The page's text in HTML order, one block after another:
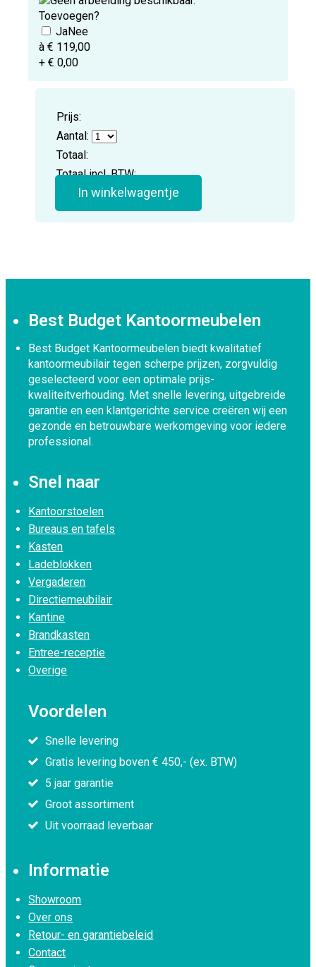
Toevoegen?
à € 119,00
+ € 0,00
Prijs:
Aantal:
Totaal:
Totaal incl. BTW:
In winkelwagentje
Best Budget Kantoormeubelen
Best Budget Kantoormeubelen biedt kwalitatief
kantoormeubilair tegen scherpe prijzen, zorgvuldig
geselecteerd voor een optimale prijs-
kwaliteitverhouding. Met snelle levering, uitgebreide
garantie en een klantgerichte service creëren wij een
gezonde en betrouwbare werkomgeving voor iedere
professional.
Snel naar
Kantoorstoelen
Bureaus en tafels
Kasten
Ladeblokken
Vergaderen
Directiemeubilair
Kantine
Brandkasten
Entree-receptie
Overige
Voordelen
Snelle levering
Gratis levering boven € 450,- (ex. BTW)
5 jaar garantie
Groot assortiment
Uit voorraad leverbaar
Informatie
Showroom
Over ons
Retour- en garantiebeleid
Contact